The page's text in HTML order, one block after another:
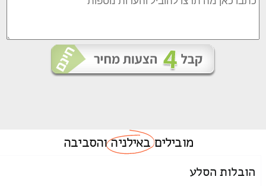
מוביליםבאילניהוהסביבה
הובלות הסלע